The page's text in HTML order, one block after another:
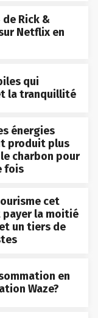
de Rick &
Netflix en
qui
la tranquillité
énergies
produit plus
charbon pour
fois
cet
payer la moitié
un tiers de
en
Waze?